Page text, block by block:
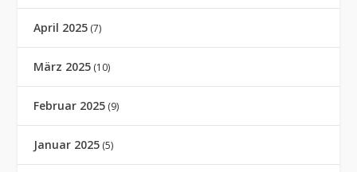
April 2025 (7)
März 2025 (10)
Februar 2025 (9)
Januar 2025 (5)